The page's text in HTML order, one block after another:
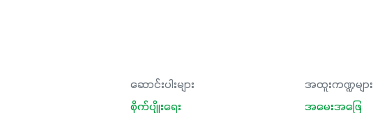
ဆောင်းပါးများ
စိုက်ပျိုးရေး
အထူးကဏ္ဍများ
အမေးအဖြေ